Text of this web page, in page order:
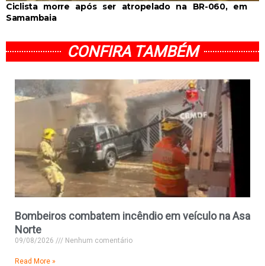
Ciclista morre após ser atropelado na BR-060, em
Samambaia
CONFIRA TAMBÉM
Bombeiros combatem incêndio em veículo na Asa
Norte
09/08/2026 Nenhum comentário
Read More »